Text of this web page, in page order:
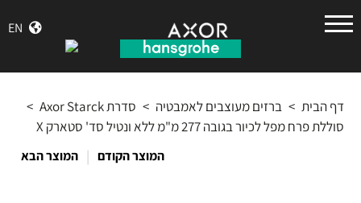
EN
גרואה
דף הבית > ברזים מעוצבים לאמבטיה > סדרת Axor Starck
>
סוללת פרח מפל לכיור בגובה 277 מ"מ ללא ונטיל סד' סטארק X
המוצר הקודם | המוצר הבא